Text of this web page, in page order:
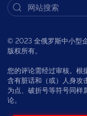
© 2023 全俄罗斯中小型
版权所有。
您的评论需经过审核。根
含有脏话和（或）人身攻
为点、破折号等符号同样
论。